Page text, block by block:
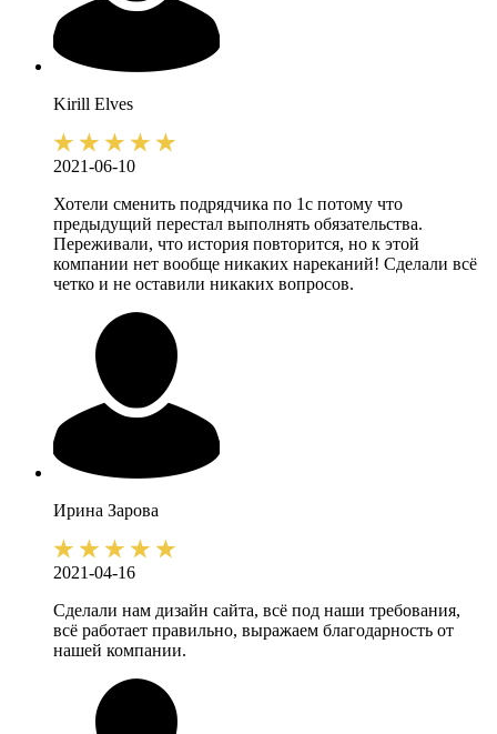
Kirill Elves
2021-06-10
Хотели сменить подрядчика по 1с потому что
предыдущий перестал выполнять обязательства.
Переживали, что история повторится, но к этой
компании нет вообще никаких нареканий! Сделали всё
четко и не оставили никаких вопросов.
Ирина Зарова
2021-04-16
Сделали нам дизайн сайта, всё под наши требования,
всё работает правильно, выражаем благодарность от
нашей компании.